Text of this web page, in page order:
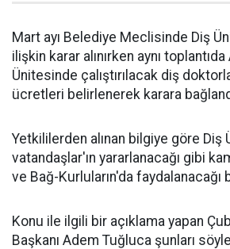
Mart ayı Belediye Meclisinde Diş
ilişkin karar alınırken aynı toplantıda
Ünitesinde çalıştırılacak diş
ücretleri belirlenerek karara
Yetkililerden alınan bilgiye göre Diş
vatandaşlar'ın yararlanacağı gibi
ve Bağ-Kurluların'da faydalanacağı
Konu ile ilgili bir açıklama yapan
Başkanı Adem Tuğluca şunları